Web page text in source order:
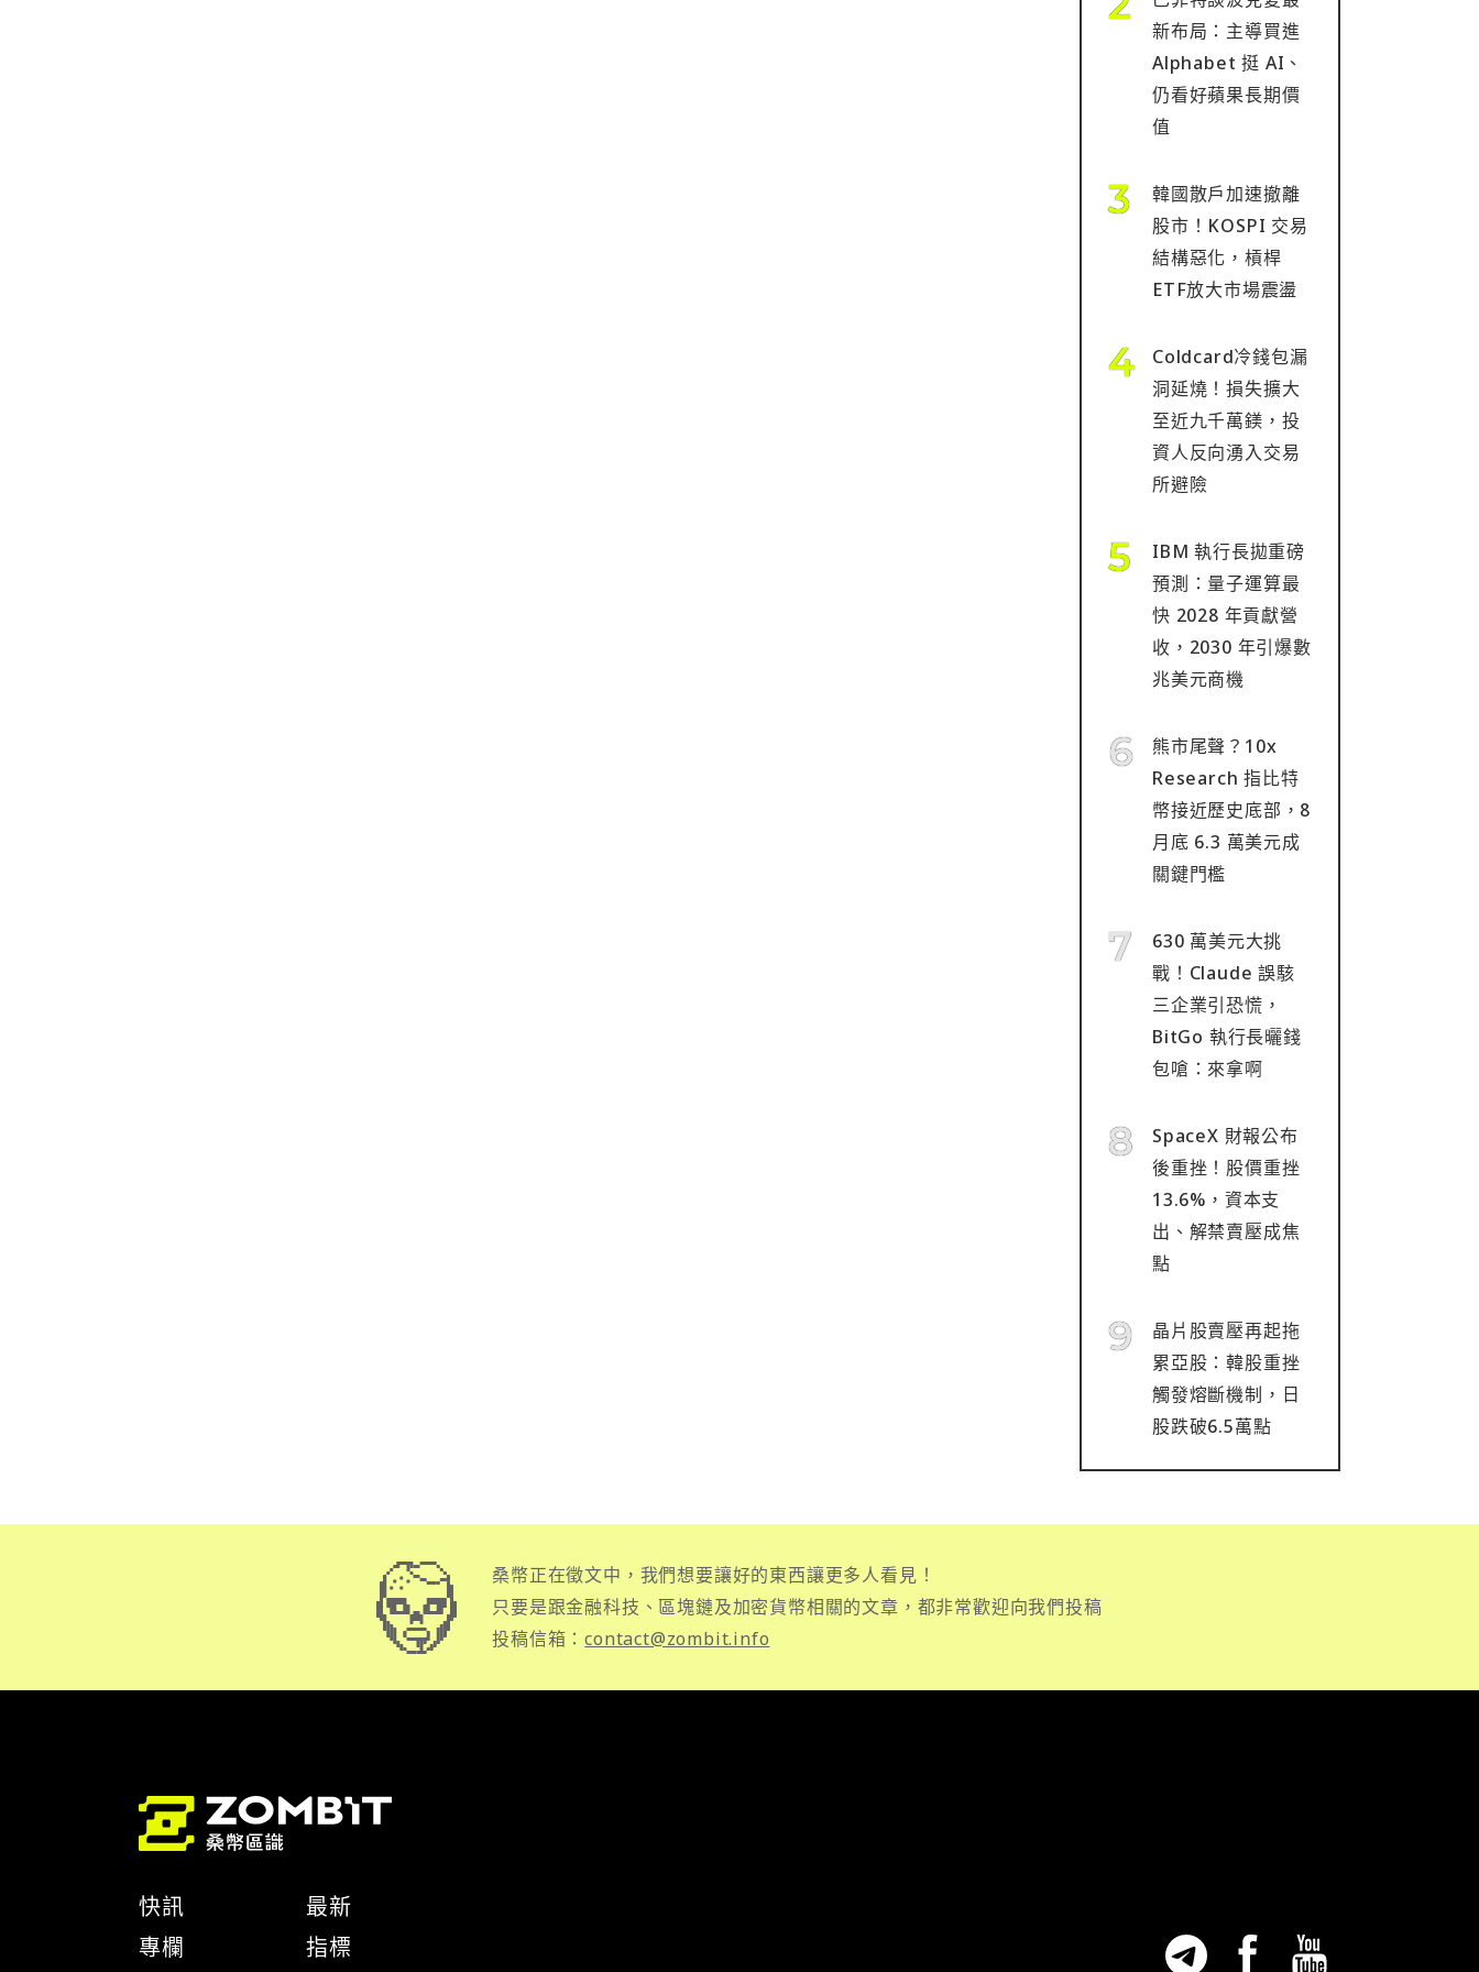
新布局：主導買進
Alphabet 挺 AI、
仍看好蘋果長期價
值
韓國散戶加速撤離
股市！KOSPI 交易
結構惡化，槓桿
ETF放大市場震盪
Coldcard冷錢包漏
洞延燒！損失擴大
至近九千萬鎂，投
資人反向湧入交易
所避險
IBM 執行長拋重磅
預測：量子運算最
快 2028 年貢獻營
收，2030 年引爆數
兆美元商機
熊市尾聲？10x
Research 指比特
幣接近歷史底部，8
月底 6.3 萬美元成
關鍵門檻
630 萬美元大挑
戰！Claude 誤駭
三企業引恐慌，
BitGo 執行長曬錢
包嗆：來拿啊
SpaceX 財報公布
後重挫！股價重挫
13.6%，資本支
出、解禁賣壓成焦
點
晶片股賣壓再起拖
累亞股：韓股重挫
觸發熔斷機制，日
股跌破6.5萬點
桑幣正在徵文中，我們想要讓好的東西讓更多人看見！
只要是跟金融科技、區塊鏈及加密貨幣相關的文章，都非常歡迎向我們投稿
投稿信箱：contact@zombit.info
快訊
專欄
最新
指標